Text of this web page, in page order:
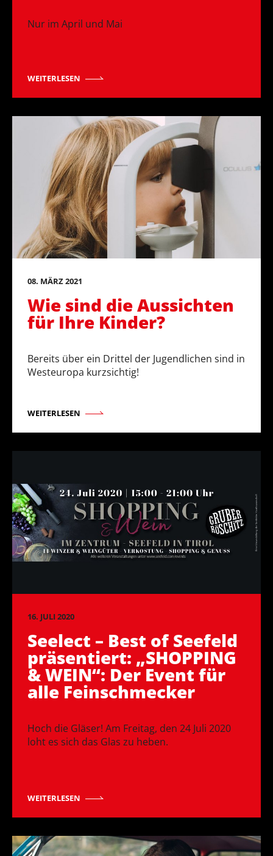
Nur im April und Mai
WEITERLESEN
08. MÄRZ 2021
Wie sind die Aussichten
für Ihre Kinder?
Bereits über ein Drittel der Jugendlichen sind in
Westeuropa kurzsichtig!
WEITERLESEN
16. JULI 2020
Seelect – Best of Seefeld
präsentiert: „SHOPPING
& WEIN“: Der Event für
alle Feinschmecker
Hoch die Gläser! Am Freitag, den 24 Juli 2020
loht es sich das Glas zu heben.
WEITERLESEN